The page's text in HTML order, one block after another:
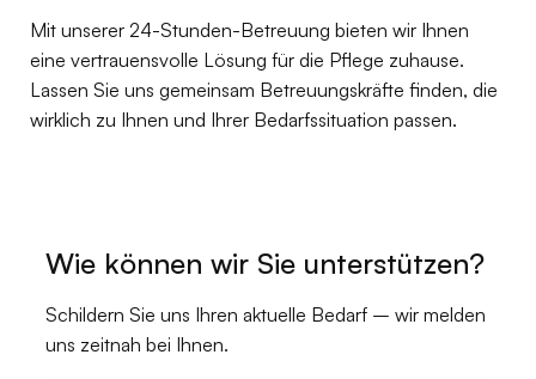
Mit unserer 24-Stunden-Betreuung bieten wir Ihnen
eine vertrauensvolle Lösung für die Pflege zuhause.
Lassen Sie uns gemeinsam Betreuungskräfte finden, die
wirklich zu Ihnen und Ihrer Bedarfssituation passen.
Wie können wir Sie unterstützen?
Schildern Sie uns Ihren aktuelle Bedarf – wir melden
uns zeitnah bei Ihnen.